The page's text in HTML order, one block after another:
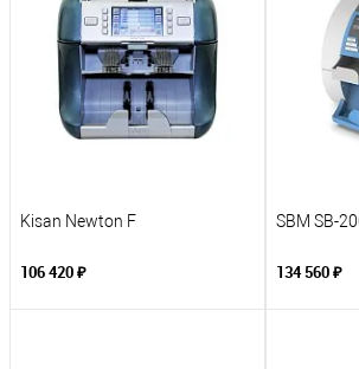
Kisan Newton F
106 420 ₽
SBM SB-
134 560 ₽